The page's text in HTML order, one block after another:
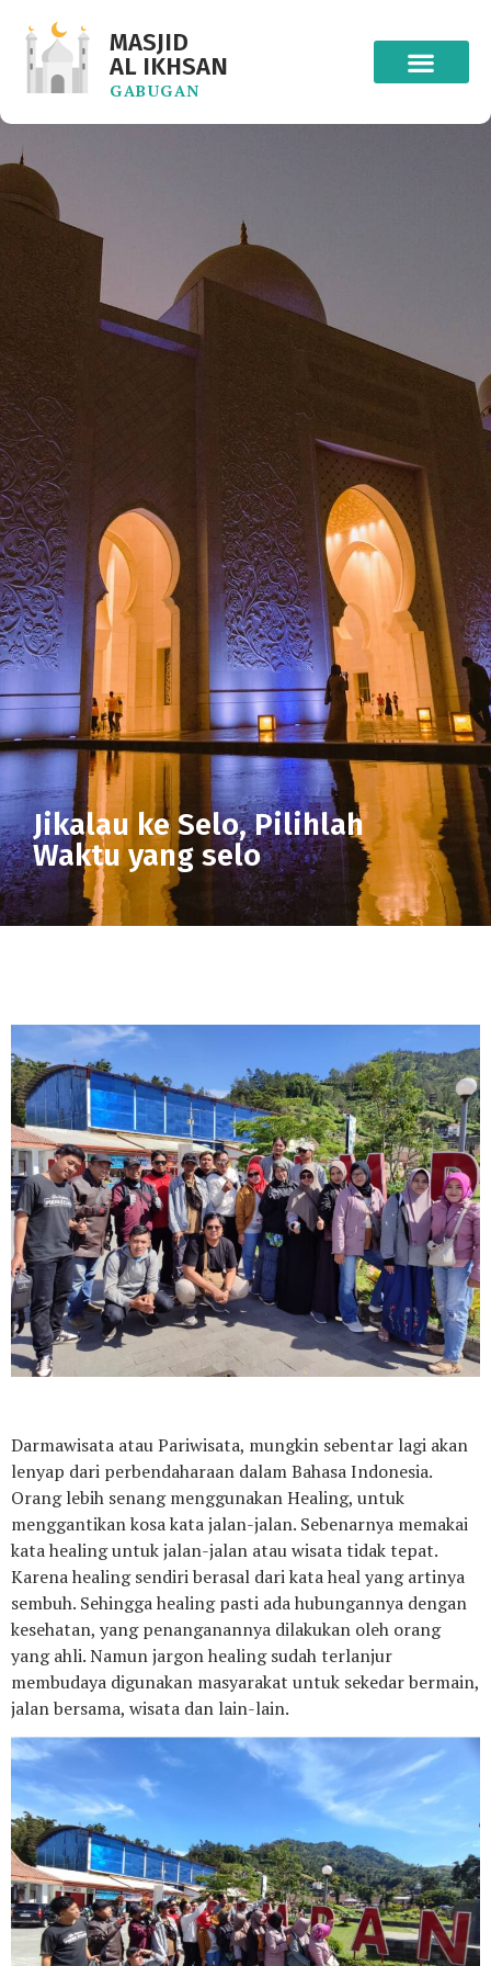
MASJID
AL IKHSAN
GABUGAN
Jikalau ke Selo, Pilihlah
Waktu yang selo
Darmawisata atau Pariwisata, mungkin sebentar lagi akan
lenyap dari perbendaharaan dalam Bahasa Indonesia.
Orang lebih senang menggunakan Healing, untuk
menggantikan kosa kata jalan-jalan. Sebenarnya memakai
kata healing untuk jalan-jalan atau wisata tidak tepat.
Karena healing sendiri berasal dari kata heal yang artinya
sembuh. Sehingga healing pasti ada hubungannya dengan
kesehatan, yang penanganannya dilakukan oleh orang
yang ahli. Namun jargon healing sudah terlanjur
membudaya digunakan masyarakat untuk sekedar bermain,
jalan bersama, wisata dan lain-lain.